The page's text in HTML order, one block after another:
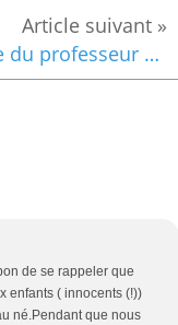
Un message du professeur HADDAD.
de se rappeler que
enfants ( innocents (!))
né.Pendant que nous